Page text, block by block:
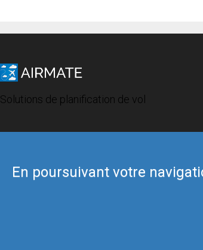
En poursuivant votre
Solutions de planification de vol